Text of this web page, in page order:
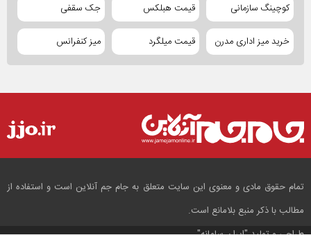
کوچینگ سازمانی قیمت هبلکس جک سقفی
خرید میز اداری مدرن قیمت میلگرد میز کنفرانس
تمام حقوق مادی و معنوی این سایت متعلق به جام جم آنلاین است و استفاده از
مطالب با ذکر منبع بلامانع است.